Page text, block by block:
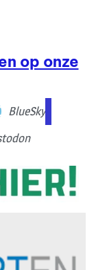
op onze
BlueSky